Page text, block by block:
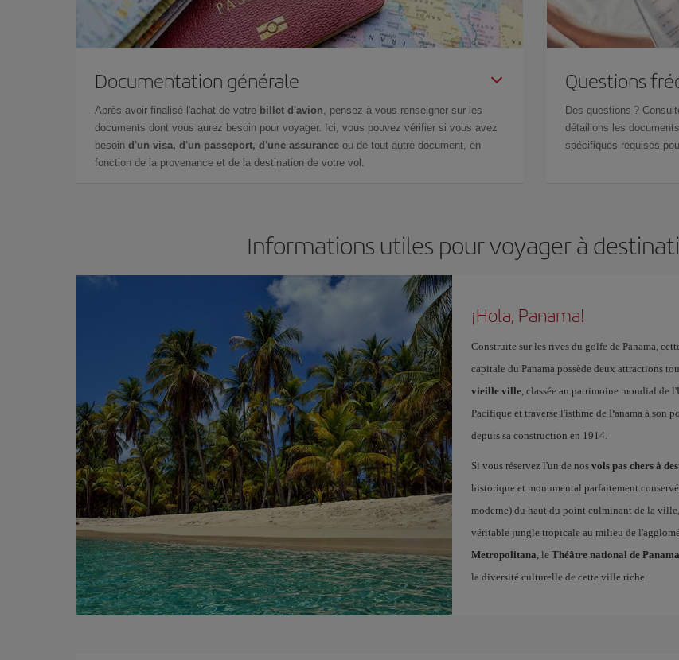
Documentation générale
Après avoir finalisé l'achat de votre billet d'avion , pensez à vous renseigner sur les
documents dont vous aurez besoin pour voyager. Ici, vous pouvez vérifier si vous avez
besoin d'un visa, d'un passeport, d'une assurance ou de tout autre document, en
fonction de la provenance et de la destination de votre vol.
Questions
Des questions ?
détaillons les
spécifiques requises
Informations utiles pour voyager à
¡Hola, Panama!
Construite sur les rives du golfe de Panama,
capitale du Panama possède deux attractions
vieille ville, classée au patrimoine mondial de
Pacifique et traverse l'isthme de Panama à son
depuis sa construction en 1914.
Si vous réservez l'un de nos vols pas chers à
historique et monumental parfaitement
moderne) du haut du point culminant de la
véritable jungle tropicale au milieu de
Metropolitana , le Théâtre national de Panama
la diversité culturelle de cette ville riche.